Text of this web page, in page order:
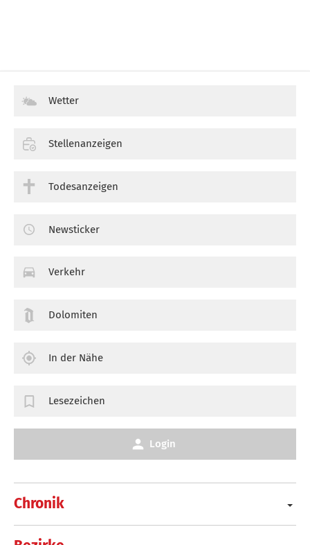
Chronik
Wetter
Stellenanzeigen
Todesanzeigen
Newsticker
Verkehr
Dolomiten
In der Nähe
Lesezeichen
Login